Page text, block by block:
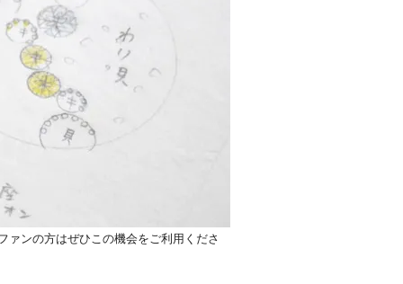
ァンの方はぜひこの機会をご利用くださ